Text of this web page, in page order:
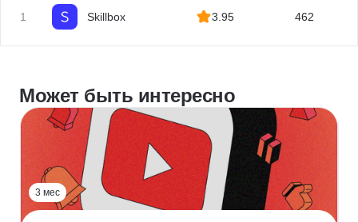
1 Skillbox 3.95 462
Может быть интересно
3 мес